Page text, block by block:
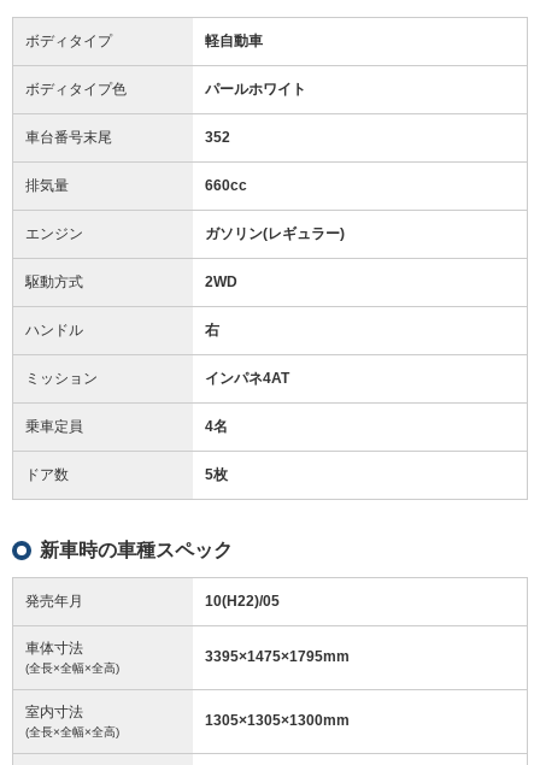
ボディタイプ 軽自動車
ボディタイプ色 パールホワイト
車台番号末尾 352
排気量 660cc
エンジン ガソリン(レギュラー)
駆動方式 2WD
ハンドル 右
ミッション インパネ4AT
乗車定員 4名
ドア数 5枚
新車時の車種スペック
発売年月 10(H22)/05
車体寸法
(全長×全幅×全高)
3395×1475×1795mm
室内寸法
(全長×全幅×全高)
1305×1305×1300mm